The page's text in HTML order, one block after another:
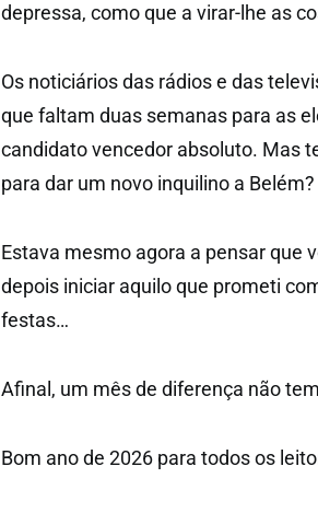
depressa, como que a virar-lhe as
Os noticiários das rádios e das
que faltam duas semanas para as
candidato vencedor absoluto. Mas
para dar um novo inquilino a
Estava mesmo agora a pensar que
depois iniciar aquilo que prometi
festas…
Afinal, um mês de diferença não
Bom ano de 2026 para todos os